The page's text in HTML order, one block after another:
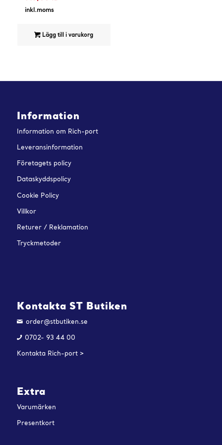
191,00 kr.
är:
inkl.moms
Lägg till i varukorg
Information
Information om Rich-port
Leveransinformation
Företagets policy
Dataskyddspolicy
Cookie Policy
Villkor
Returer / Reklamation
Tryckmetoder
Kontakta ST Butiken
order@stbutiken.se
0702- 93 44 00
Kontakta Rich-port >
Extra
Varumärken
Presentkort